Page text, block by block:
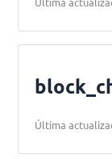
Última